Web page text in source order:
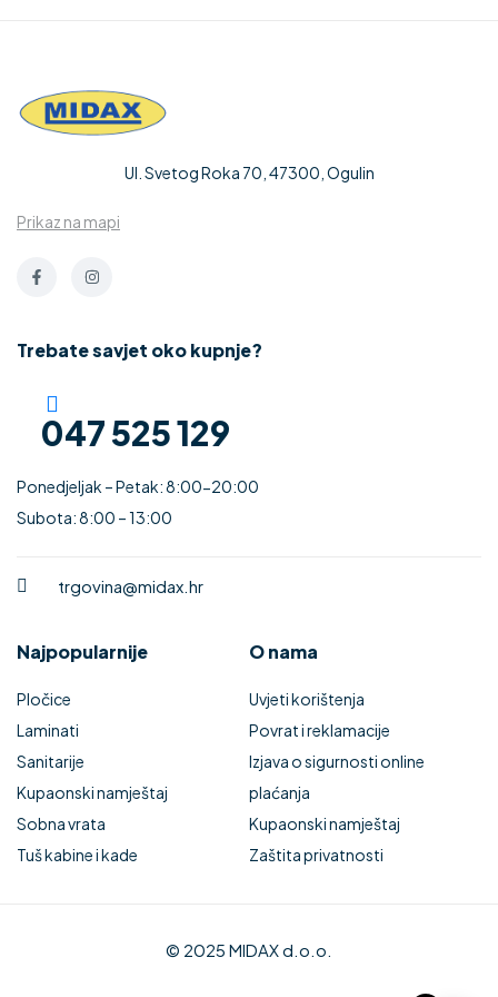
Ul. Svetog Roka 70, 47300, Ogulin
Prikaz na mapi
Trebate savjet oko kupnje?
047 525 129
Ponedjeljak – Petak: 8:00-20:00
Subota: 8:00 – 13:00
trgovina@midax.hr
Najpopularnije
Pločice
Laminati
Sanitarije
Kupaonski namještaj
Sobna vrata
Tuš kabine i kade
O nama
Uvjeti korištenja
Povrat i reklamacije
Izjava o sigurnosti online
plaćanja
Kupaonski namještaj
Zaštita privatnosti
© 2025 MIDAX d.o.o.